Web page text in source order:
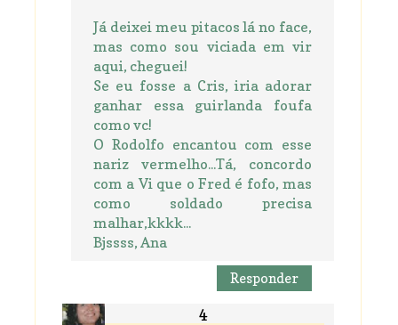
Já deixei meu pitacos lá no face,
mas como sou viciada em vir
aqui, cheguei!
Se eu fosse a Cris, iria adorar
ganhar essa guirlanda foufa
como vc!
O Rodolfo encantou com esse
nariz vermelho...Tá, concordo
com a Vi que o Fred é fofo, mas
como soldado precisa
malhar,kkkk...
Bjssss, Ana
Responder